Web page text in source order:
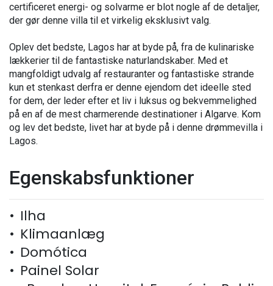
certificeret energi- og solvarme er blot nogle af de detaljer,
der gør denne villa til et virkelig eksklusivt valg.
Oplev det bedste, Lagos har at byde på, fra de kulinariske
lækkerier til de fantastiske naturlandskaber. Med et
mangfoldigt udvalg af restauranter og fantastiske strande
kun et stenkast derfra er denne ejendom det ideelle sted
for dem, der leder efter et liv i luksus og bekvemmelighed
på en af de mest charmerende destinationer i Algarve. Kom
og lev det bedste, livet har at byde på i denne drømmevilla i
Lagos.
Egenskabsfunktioner
Ilha
Klimaanlæg
Domótica
Painel Solar